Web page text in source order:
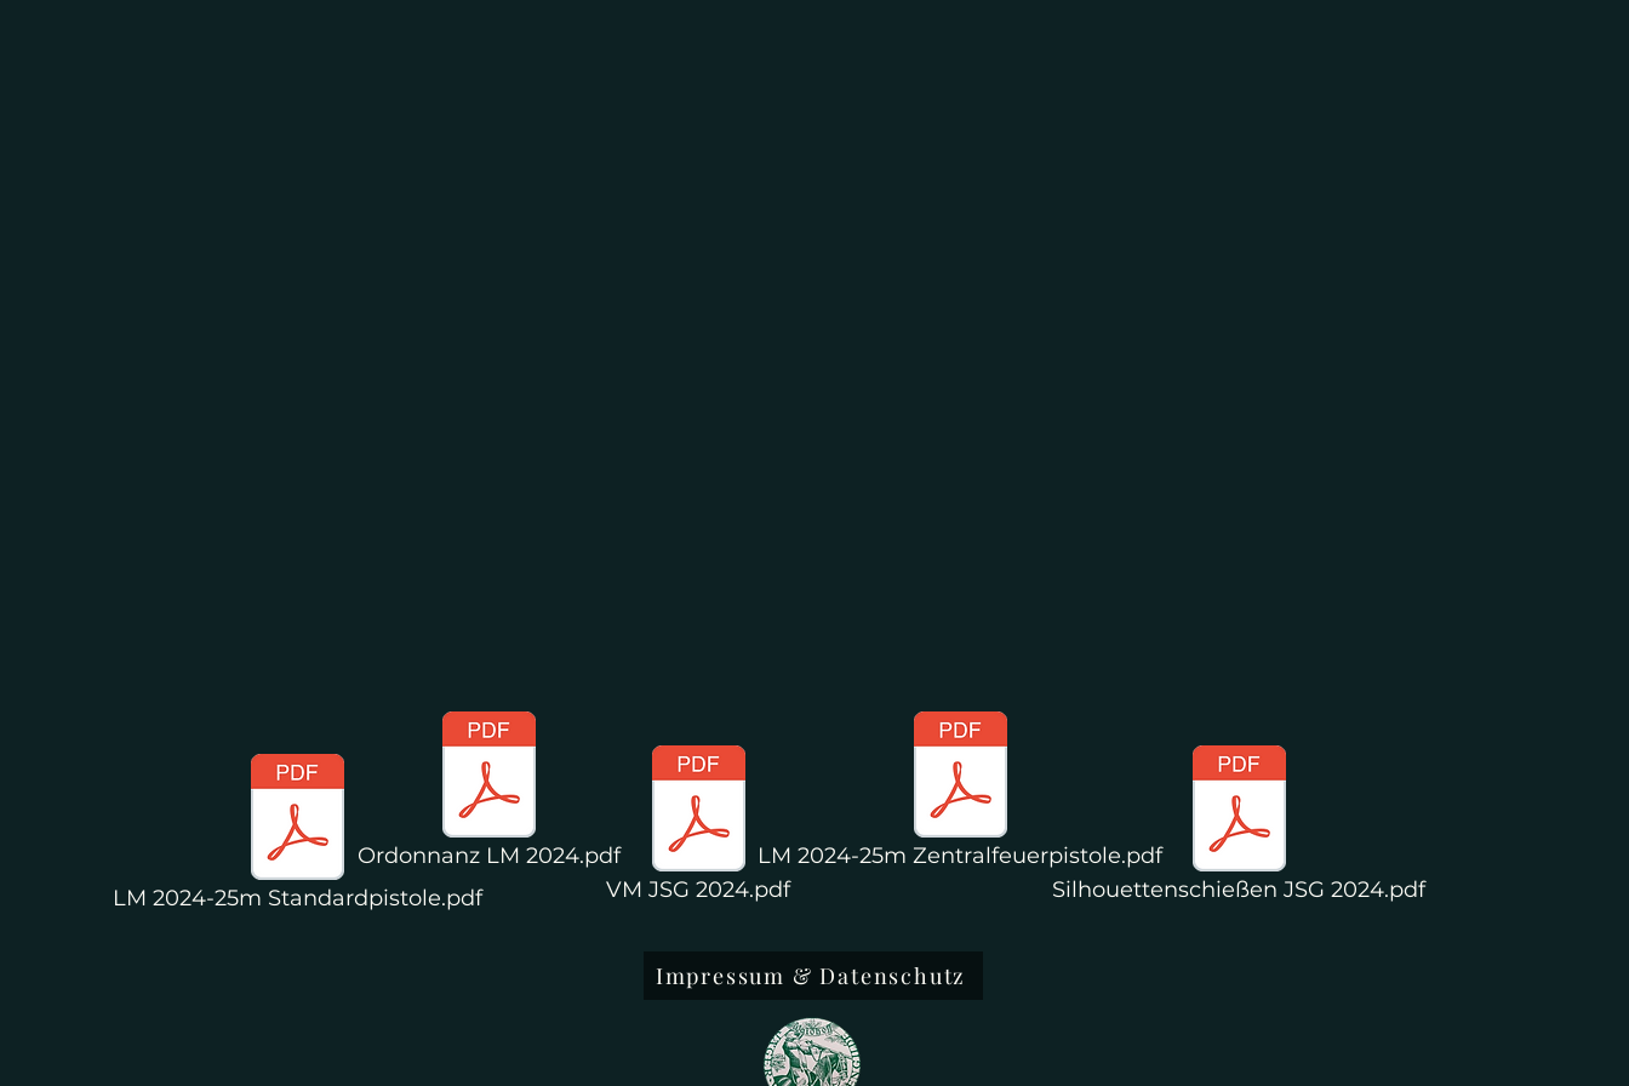
LM 2024-25m Standardpistole.pdf
Ordonnanz LM 2024.pdf
VM JSG 2024.pdf
LM 2024-25m Zentralfeuerpistole.pdf
Silhouettenschießen JSG 2024.pdf
Impressum & Datenschutz